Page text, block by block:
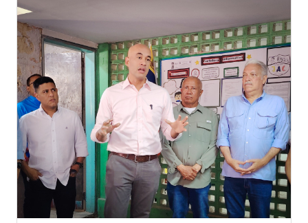
Durante la actividad, los asistentes contaron
Eudicis Viva, habitante de la comunidad y
Esta iniciativa se enmarca en la política social
Oskarina Rosso